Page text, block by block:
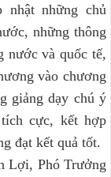
nhật những chủ
những thông
và quốc tế,
vào chương
giảng dạy chú ý
cực, kết hợp
đạt kết quả tốt.
Lợi, Phó Trưởng